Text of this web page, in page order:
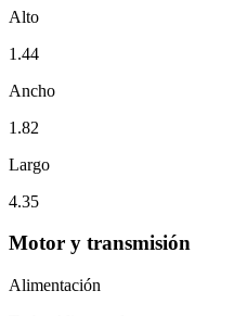
Alto
1.44
Ancho
1.82
Largo
4.35
Motor y transmisión
Alimentación